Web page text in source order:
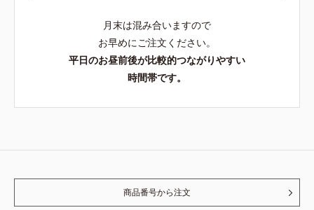
月末は混み合いますので
お早めにご注文ください。
平日のお昼前後が比較的つながりやすい
時間帯です。
商品番号から注文